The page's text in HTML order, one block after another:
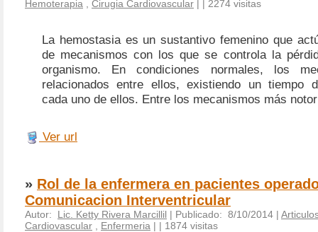
Hemoterapia , Cirugia Cardiovascular | | 2274 visitas
La hemostasia es un sustantivo femenino que
de mecanismos con los que se controla la
organismo. En condiciones normales, los
relacionados entre ellos, existiendo un tiempo
cada uno de ellos. Entre los mecanismos más
Ver url
» Rol de la enfermera en pacientes
Comunicacion Interventricular
Autor: Lic. Ketty Rivera Marcillil | Publicado: 8/10/2014 |
Cardiovascular
Enfermeria | | 1874 visitas